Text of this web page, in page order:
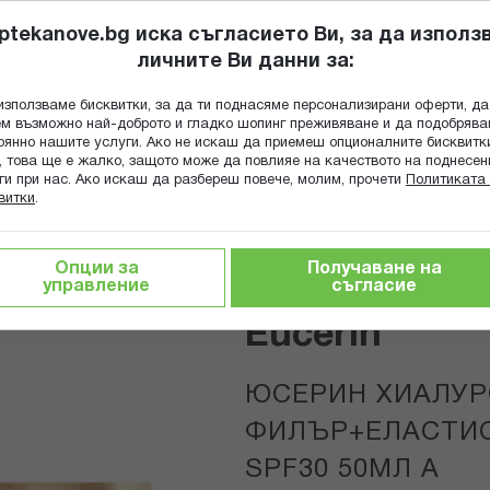
Търсене
ПОПИТАЙ
ГРИЖА ЗА МАЙКАТА И ДЕТЕТО ХРАНИТЕЛНИ ДОБАВКИ
за лице
SPF30 50МЛ А
Eucerin
ЮСЕРИН
SPF30 50МЛ А
иска съгласието Ви, за да
личните Ви данни за:
бисквитки, за да ти поднасяме персонализирани оферти, да
възможно най-доброто и гладко шопинг преживяване и да
нашите услуги. Ако не искаш да приемеш опционалните
това ще е жалко, защото може да повлияе на качеството на
при нас. Ако искаш да разбереш повече, молим, прочети
Политиката
.
Опции за
управление
Получаване на
съгласие